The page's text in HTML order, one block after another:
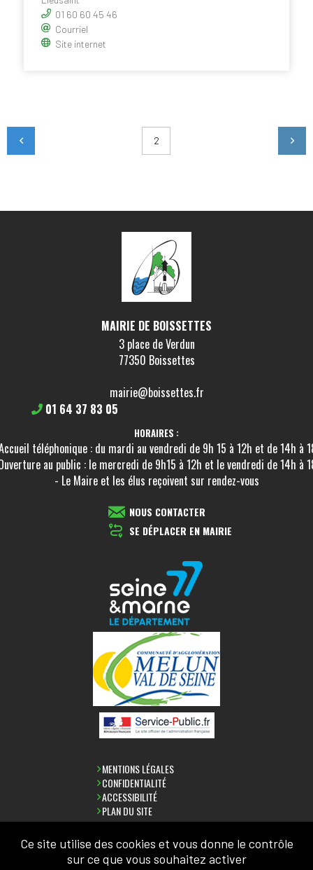
01 60 60 45 46
Courriel
Site internet
2
MAIRIE DE BOISSETTES
3 place de Verdun
77350 Boissettes
mairie@boissettes.fr
01 64 37 83 05
HORAIRES :
téléphonique : du mardi au vendredi de 9h 15 à 12h et de 14h à
au public : le mercredi de 9h15 à 12h et le vendredi de 14h à
- Le Maire et les élus reçoivent sur rendez-vous
NOUS CONTACTER
SE DÉPLACER EN MAIRIE
MENTIONS LÉGALES
CONFIDENTIALITÉ
ACCESSIBILITÉ
PLAN DU SITE
Ce site utilise des cookies et vous donne le contrôle
sur ce que vous souhaitez activer